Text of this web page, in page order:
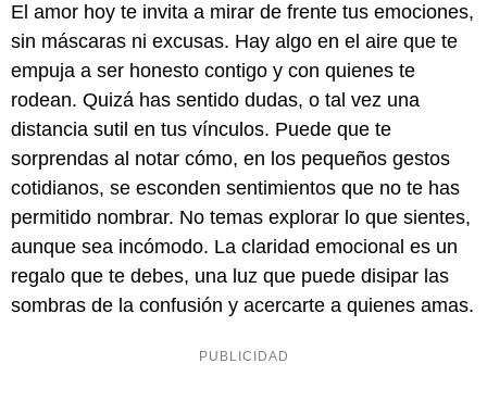
El amor hoy te invita a mirar de frente tus emociones,
sin máscaras ni excusas. Hay algo en el aire que te
empuja a ser honesto contigo y con quienes te
rodean. Quizá has sentido dudas, o tal vez una
distancia sutil en tus vínculos. Puede que te
sorprendas al notar cómo, en los pequeños gestos
cotidianos, se esconden sentimientos que no te has
permitido nombrar. No temas explorar lo que sientes,
aunque sea incómodo. La claridad emocional es un
regalo que te debes, una luz que puede disipar las
sombras de la confusión y acercarte a quienes amas.